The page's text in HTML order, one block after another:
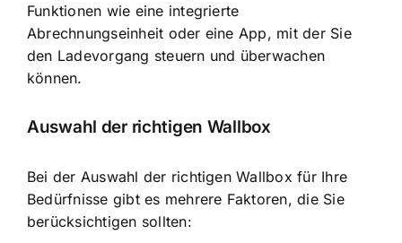
Funktionen wie eine integrierte
Abrechnungseinheit oder eine App, mit der Sie
den Ladevorgang steuern und überwachen
können.
Auswahl der richtigen Wallbox
Bei der Auswahl der richtigen Wallbox für Ihre
Bedürfnisse gibt es mehrere Faktoren, die Sie
berücksichtigen sollten: